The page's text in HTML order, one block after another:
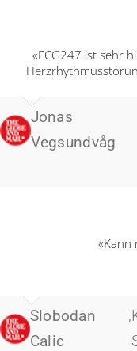
«ECG247 ist sehr
Jonas
Vegsundvåg
«Kann
Slobodan
Calic
,